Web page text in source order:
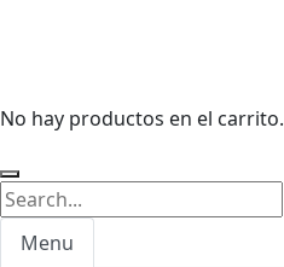
No hay productos en el carrito.
Menu